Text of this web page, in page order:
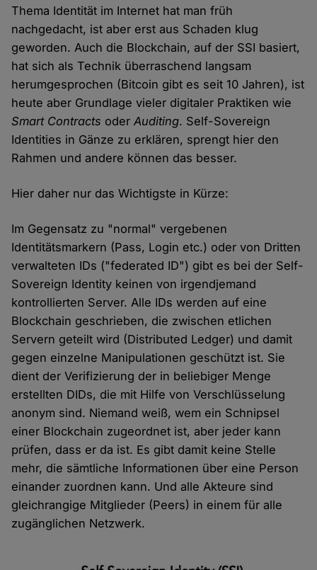
Thema Identität im Internet hat man früh
nachgedacht, ist aber erst aus Schaden klug
geworden. Auch die Blockchain, auf der SSI basiert,
hat sich als Technik überraschend langsam
herumgesprochen (Bitcoin gibt es seit 10 Jahren), ist
heute aber Grundlage vieler digitaler Praktiken wie
Smart Contracts oderAuditing. Self-Sovereign
Identities in Gänze zu erklären, sprengt hier den
Rahmen und andere können das besser.
Hier daher nur das Wichtigste in Kürze:
Im Gegensatz zu "normal" vergebenen
Identitätsmarkern (Pass, Login etc.) oder von Dritten
verwalteten IDs ("federated ID") gibt es bei der Self-
Sovereign Identity keinen von irgendjemand
kontrollierten Server. Alle IDs werden auf eine
Blockchain geschrieben, die zwischen etlichen
Servern geteilt wird (Distributed Ledger) und damit
gegen einzelne Manipulationen geschützt ist. Sie
dient der Verifizierung der in beliebiger Menge
erstellten DIDs, die mit Hilfe von Verschlüsselung
anonym sind. Niemand weiß, wem ein Schnipsel
einer Blockchain zugeordnet ist, aber jeder kann
prüfen, dass er da ist. Es gibt damit keine Stelle
mehr, die sämtliche Informationen über eine Person
einander zuordnen kann. Und alle Akteure sind
gleichrangige Mitglieder (Peers) in einem für alle
zugänglichen Netzwerk.